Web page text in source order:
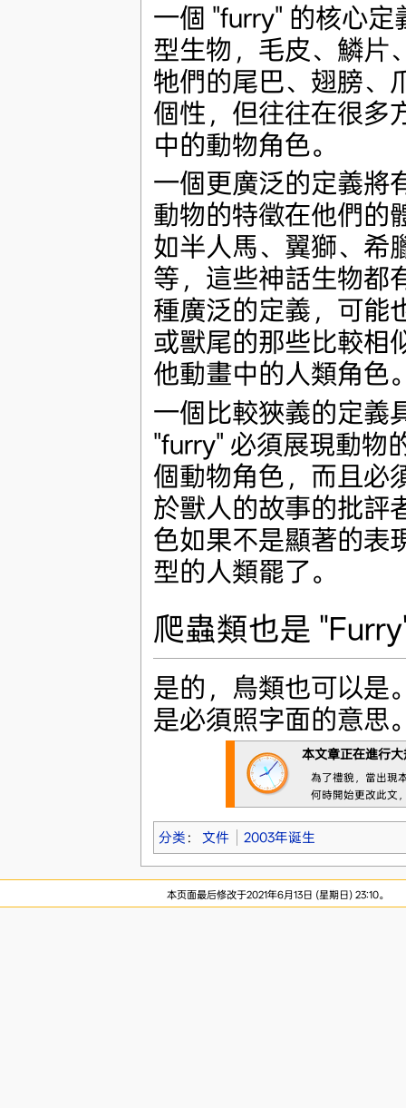
一個 "furry" 的核心
型生物，毛皮、鱗片
牠們的尾巴、翅膀、
個性，但往往在很多
中的動物角色。
一個更廣泛的定義將
動物的特徵在他們的
如半人馬、翼獅、希
等，這些神話生物都
種廣泛的定義，可能
或獸尾的那些比較相
他動畫中的人類角色
一個比較狹義的定義
"furry" 必須展現動物
個動物角色，而且必
於獸人的故事的批評
色如果不是顯著的表
型的人類罷了。
爬蟲類也是
是的，鳥類也可以是
是必須照字面的意思
本文章正在進行
為了禮貌，當出現
何時開始更改此文
分类 ： 文件 2003年诞生
本页面最后修改于2021年6月13日 (星期日) 23:10。